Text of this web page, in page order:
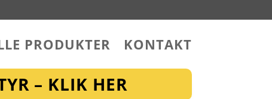
PRODUKTER KONTAKT
– KLIK HER